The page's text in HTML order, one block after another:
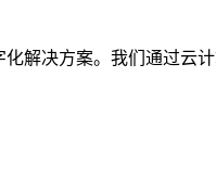
解决方案。我们通过云